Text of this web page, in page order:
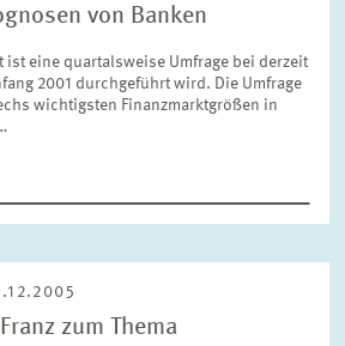
von Banken
ist eine quartalsweise Umfrage bei derzeit
2001 durchgeführt wird. Die Umfrage
wichtigsten Finanzmarktgrößen in
zum Thema